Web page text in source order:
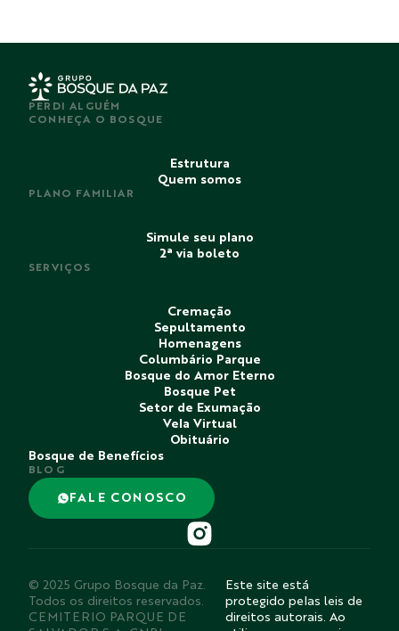
PERDI ALGUÉM
CONHEÇA O BOSQUE
Estrutura
Quem somos
PLANO FAMILIAR
Simule seu plano
2ª via boleto
SERVIÇOS
Cremação
Sepultamento
Homenagens
Columbário Parque
Bosque do Amor Eterno
Bosque Pet
Setor de Exumação
Vela Virtual
Obituário
Bosque de Benefícios
BLOG
FALE CONOSCO
© 2025 Grupo Bosque da Paz.
Todos os direitos reservados.
CEMITERIO PARQUE DE
Este site está
protegido pelas leis de
direitos autorais. Ao